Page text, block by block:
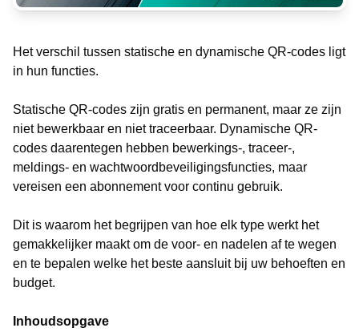
Het verschil tussen statische en dynamische QR-codes ligt
in hun functies.
Statische QR-codes zijn gratis en permanent, maar ze zijn
niet bewerkbaar en niet traceerbaar. Dynamische QR-
codes daarentegen hebben bewerkings-, traceer-,
meldings- en wachtwoordbeveiligingsfuncties, maar
vereisen een abonnement voor continu gebruik.
Dit is waarom het begrijpen van hoe elk type werkt het
gemakkelijker maakt om de voor- en nadelen af te wegen
en te bepalen welke het beste aansluit bij uw behoeften en
budget.
Inhoudsopgave